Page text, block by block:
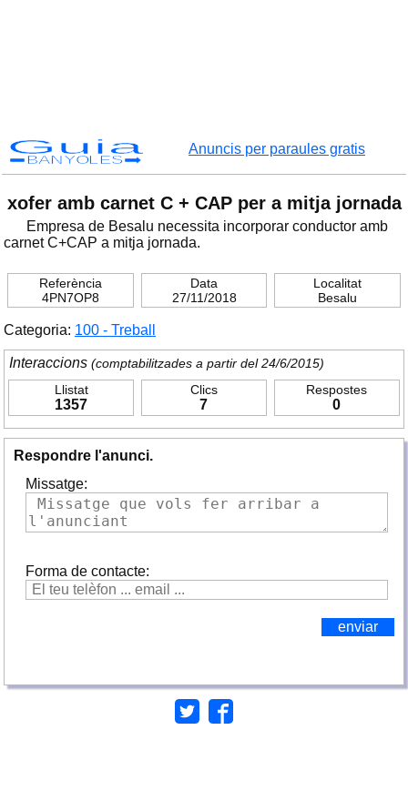
Guia
BANYOLES
Anuncis per paraules gratis
xofer amb carnet C + CAP per a mitja jornada
Empresa de Besalu necessita incorporar conductor amb
carnet C+CAP a mitja jornada.
Referència
4PN7OP8
Data
27/11/2018
Localitat
Besalu
Categoria: 100 - Treball
Interaccions (comptabilitzades a partir del 24/6/2015)
Llistat
1357
Clics
7
Respostes
0
Respondre l'anunci.
Missatge:
Forma de contacte: